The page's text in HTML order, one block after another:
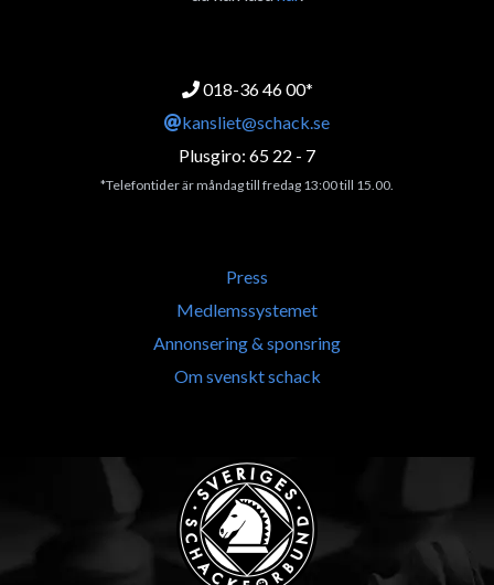
018-36 46 00*
kansliet@schack.se
Plusgiro: 65 22 - 7
*Telefontider är måndag till fredag 13:00 till 15.00.
Press
Medlemssystemet
Annonsering & sponsring
Om svenskt schack